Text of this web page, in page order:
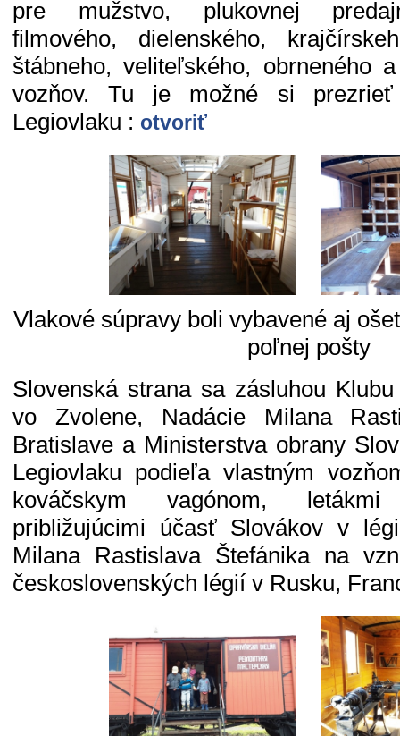
pre mužstvo, plukovnej
filmového, dielenského,
štábneho, veliteľského, obrneného
vozňov. Tu je možné si prezrieť
Legiovlaku : otvoriť
Vlakové súpravy boli vybavené aj
poľnej pošty
Slovenská strana sa zásluhou
vo Zvolene, Nadácie Milana
Bratislave a Ministerstva obrany
Legiovlaku podieľa vlastným
kováčskym vagónom,
približujúcimi účasť Slovákov v
Milana Rastislava Štefánika na
československých légií v Rusku,